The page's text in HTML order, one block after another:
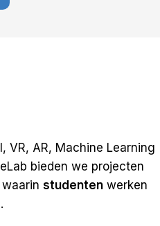
VR, AR, Machine Learning
bieden we projecten
waarin studentenwerken